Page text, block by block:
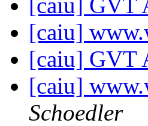
[caiu] GVT
[caiu]
[caiu] GVT
[caiu]
Schoedler